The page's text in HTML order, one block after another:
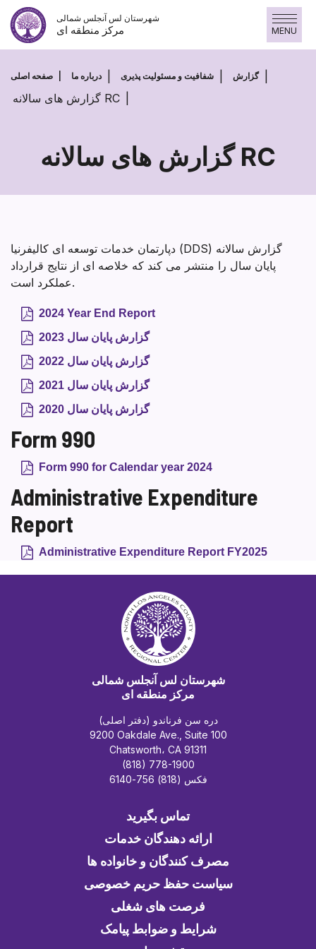
پرش
محتوا
شهرستان لس آنجلس شمالی
مرکز منطقه ای MENU
صفحه اصلی درباره ما شفافیت و مسئولیت پذیری گزارش
گزارش های سالانه RC
گزارش های سالانه RC گزارش
های
RC
دپارتمان خدمات توسعه ای کالیفرنیا (DDS) گزارش سالانه
پایان سال را منتشر می کند که خلاصه ای از نتایج قرارداد
عملکرد است.
2024 Year End Report
گزارش پایان سال 2023
گزارش پایان سال 2022
گزارش پایان سال 2021
گزارش پایان سال 2020
Form 990
Form 990 for Calendar year 2024
Administrative Expenditure
Report
Administrative Expenditure Report FY2025
شهرستان لس آنجلس شمالی
مرکز منطقه ای
دره سن فرناندو (دفتر اصلی)
9200 Oakdale Ave., Suite 100
Chatsworth، CA 91311
(818) 778-1900
فکس (818) 756-6140
تماس بگیرید
ارائه دهندگان خدمات
مصرف کنندگان و خانواده ها
سیاست حفظ حریم خصوصی
فرصت های شغلی
شرایط و ضوابط پیامک